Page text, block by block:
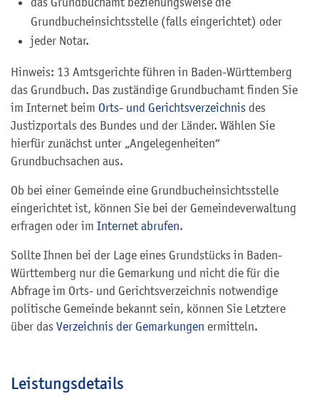
Grundbucheinsichtsstelle (falls eingerichtet) oder
jeder Notar.
Hinweis: 13 Amtsgerichte führen in Baden-Württemberg
das Grundbuch. Das zuständige Grundbuchamt finden Sie
im Internet beim Orts- und Gerichtsverzeichnis des
Justizportals des Bundes und der Länder. Wählen Sie
hierfür zunächst unter „Angelegenheiten“
Grundbuchsachen aus.
Ob bei einer Gemeinde eine Grundbucheinsichtsstelle
eingerichtet ist, können Sie bei der Gemeindeverwaltung
erfragen oder im Internet abrufen.
Sollte Ihnen bei der Lage eines Grundstücks in Baden-
Württemberg nur die Gemarkung und nicht die für die
Abfrage im Orts- und Gerichtsverzeichnis notwendige
politische Gemeinde bekannt sein, können Sie Letztere
über das Verzeichnis der Gemarkungen ermitteln.
Leistungsdetails